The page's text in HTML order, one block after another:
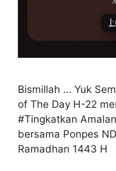
Bismillah … Yuk
of The Day H-22
#Tingkatkan
bersama Ponpes
Ramadhan 1443 H